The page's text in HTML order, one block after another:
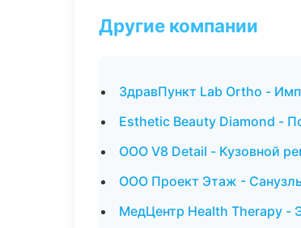
Другие компании
ЗдравПункт Lab Ortho -
Esthetic Beauty Diamond -
ООО V8 Detail - Кузовной
ООО Проект Этаж -
МедЦентр Health Therapy -